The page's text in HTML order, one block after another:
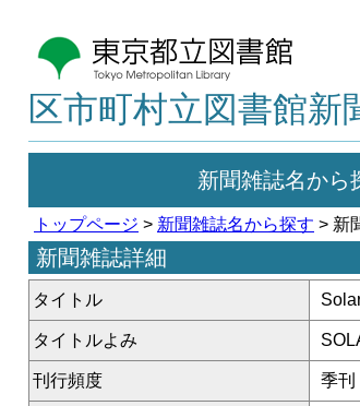
区市町村立図書館新
新聞雑誌名から
トップページ > 新聞雑誌名から探す > 新
新聞雑誌詳細
タイトル
タイトルよみ
刊行頻度 季刊